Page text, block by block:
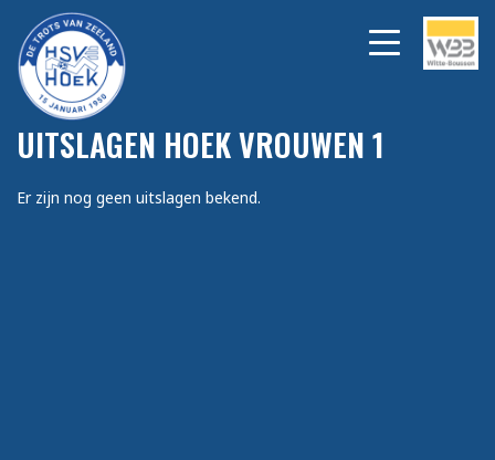
UITSLAGEN HOEK VROUWEN 1
Er zijn nog geen uitslagen bekend.